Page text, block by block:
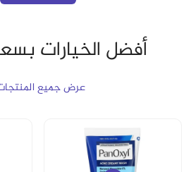
أفضل الخيارات
عرض جميع